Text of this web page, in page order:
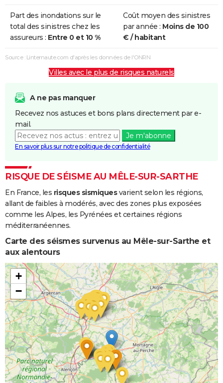
Part des inondations sur le
total des sinistres chez les
assureurs : Entre 0 et 10 %
Coût moyen des sinistres
par année : Moins de 100
€ / habitant
Source : Linternaute.com d'après les données de l'ONRN
Villes avec le plus de risques naturels
A ne pas manquer
Recevez nos astuces et bons plans directement par e-
mail.
Je m'abonne
En savoir plus sur notre politique de confidentialité
RISQUE DE SÉISME AU MÊLE-SUR-SARTHE
En France, les risques sismiquesvarient selon les régions,
allant de faibles à modérés, avec des zones plus exposées
comme les Alpes, les Pyrénées et certaines régions
méditerranéennes.
Carte des séismes survenus au Mêle-sur-Sarthe et
aux alentours
+
−